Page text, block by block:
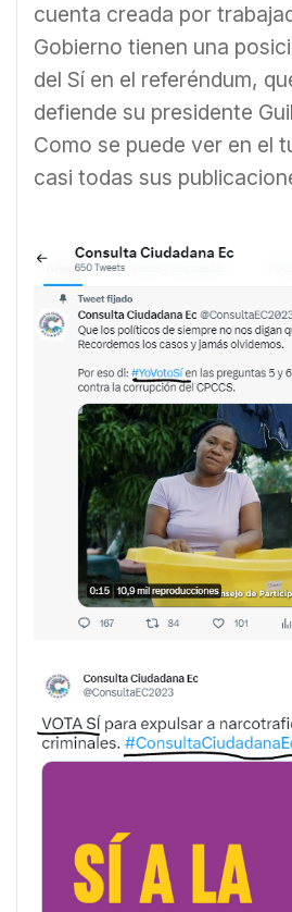
cuenta creada por
Gobierno tienen una
del Sí en el referéndum,
defiende su presidente
Como se puede ver en el
casi todas sus